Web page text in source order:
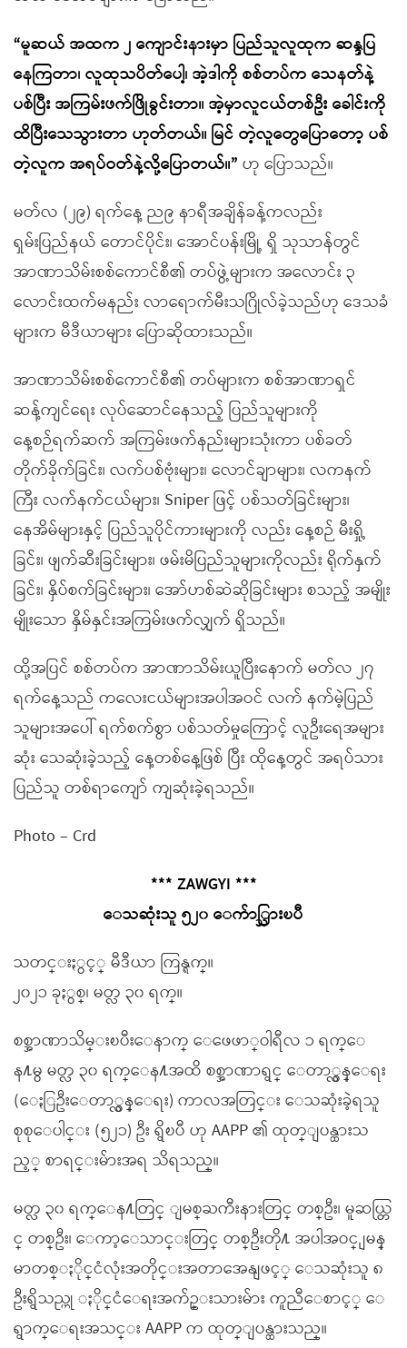
“မူဆယ် အထက ၂ ကျောင်းနားမှာ ပြည်သူလူထုက ဆန္ဒပြ
နေကြတာ၊ လူထုသပိတ်ပေါ့၊ အဲ့ဒါကို စစ်တပ်က သေနတ်နဲ့
ပစ်ပြီး အကြမ်းဖက်ဖြိုခွင်းတာ။ အဲ့မှာလူငယ်တစ်ဦး ခေါင်းကို
ထိပြီးသေသွားတာ ဟုတ်တယ်။ မြင် တဲ့လူတွေပြောတော့ ပစ်
တဲ့လူက အရပ်ဝတ်နဲ့လို့ပြောတယ်။” ဟု ပြောသည်။
မတ်လ (၂၉) ရက်နေ့ ည၉ နာရီအချိန်ခန့်ကလည်း
ရှမ်းပြည်နယ် တောင်ပိုင်း၊ အောင်ပန်းမြို့ ရှိ သုသာန်တွင်
အာဏာသိမ်းစစ်ကောင်စီ၏ တပ်ဖွဲ့များက အလောင်း ၃
လောင်းထက်မနည်း လာရောက်မီးသဂြိုလ်ခဲ့သည်ဟု ဒေသခံ
များက မီဒီယာများ ပြောဆိုထားသည်။
အာဏာသိမ်းစစ်ကောင်စီ၏ တပ်များက စစ်အာဏာရှင်
ဆန့်ကျင်ရေး လုပ်ဆောင်နေသည့် ပြည်သူများကို
နေ့စဉ်ရက်ဆက် အကြမ်းဖက်နည်းများသုံးကာ ပစ်ခတ်
တိုက်ခိုက်ခြင်း၊ လက်ပစ်ဗုံးများ၊ လောင်ချာများ၊ လကနက်
ကြီး လက်နက်ငယ်များ၊ Sniper ဖြင့် ပစ်သတ်ခြင်းများ၊
နေအိမ်များနှင့် ပြည်သူပိုင်ကားများကို လည်း နေ့စဉ် မီးရှို့
ခြင်း၊ ဖျက်ဆီးခြင်းများ၊ ဖမ်းမိပြည်သူများကိုလည်း ရိုက်နှက်
ခြင်း၊ နှိပ်စက်ခြင်းများ၊ အော်ဟစ်ဆဲဆိုခြင်းများ စသည့် အမျိုး
မျိုးသော နှိမ်နှင်းအကြမ်းဖက်လျှက် ရှိသည်။
ထို့အပြင် စစ်တပ်က အာဏာသိမ်းယူပြီးနောက် မတ်လ ၂၇
ရက်နေ့သည် ကလေးငယ်များအပါအဝင် လက် နက်မဲ့ပြည်
သူများအပေါ် ရက်စက်စွာ ပစ်သတ်မှုကြောင့် လူဦးရေအများ
ဆုံး သေဆုံးခဲ့သည့် နေ့တစ်နေ့ဖြစ် ပြီး ထိုနေ့တွင် အရပ်သား
ပြည်သူ တစ်ရာကျော် ကျဆုံးခဲ့ရသည်။
Photo – Crd
*** ZAWGYI ***
ေသဆုံးသူ ၅၂၀ ေက်ာ္သြားၿပီ
သတင္းႏွင့္ မီဒီယာ ကြန္ရက္။
၂၀၂၁ ခုႏွစ္၊ မတ္လ ၃၀ ရက္။
စစ္အာဏာသိမ္းၿပီးေနာက္ ေဖေဖာ္ဝါရီလ ၁ ရက္ေ
န႔မွ မတ္လ ၃၀ ရက္ေန႔အထိ စစ္အာဏာရွင္ ေတာ္လွန္ေရး
(​ေႏြဦးေတာ္လွန္ေရး) ကာလအတြင္း ေသဆုံးခဲ့ရသူ
စုစုေပါင္း (၅၂၁) ဦး ရွိၿပီ ဟု AAPP ၏ ထုတ္ျပန္ထားသ
ည့္ စာရင္းမ်ားအရ သိရသည္။
မတ္လ ၃၀ ရက္ေန႔တြင္ ျမစ္ႀကီးနားတြင္ တစ္ဦး၊ မူဆယ္တြ
င္ တစ္ဦး၊ ေကာ့ေသာင္းတြင္ တစ္ဦးတို႔ အပါအဝင္ ျမန္
မာတစ္ႏိုင္ငံလုံးအတိုင္းအတာအေနျဖင့္ ေသဆုံးသူ ၈
ဦးရွိသည္ဟု ႏိုင္ငံေရးအက်ဥ္းသားမ်ား ကူညီေစာင့္ ေ
ရွာက္ေရးအသင္း AAPP က ထုတ္ျပန္ထားသည္။